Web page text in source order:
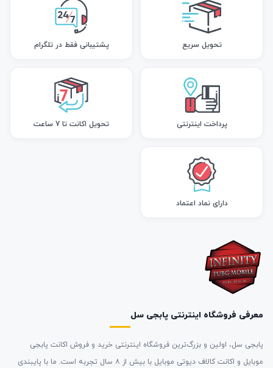
تحویل سریع پشتیبانی فقط در تلگرام
پرداخت اینترنتی تحویل اکانت تا 7 ساعت
دارای نماد اعتماد
معرفی فروشگاه اینترنتی پابجی سل
پابجی سل، اولین و بزرگ‌ترین فروشگاه اینترنتی خرید و فروش اکانت پابجی
موبایل و اکانت کالاف دیوتی موبایل با بیش از ۸ سال تجربه است. ما با پایبندی